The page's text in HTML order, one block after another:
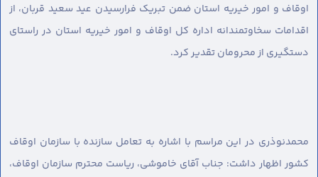
اوقاف و امور خیریه استان ضمن تبریک فرارسیدن عید سعید قربان، از
اقدامات سخاوتمندانه اداره کل اوقاف و امور خیریه استان در راستای
دستگیری از محرومان تقدیر کرد.
محمدنوذری در این مراسم با اشاره به تعامل سازنده با سازمان اوقاف
کشور اظهار داشت: جناب آقای خاموشی، ریاست محترم سازمان اوقاف،